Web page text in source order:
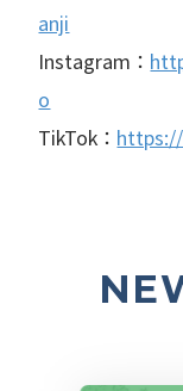
anji
Instagram：
o
TikTok：